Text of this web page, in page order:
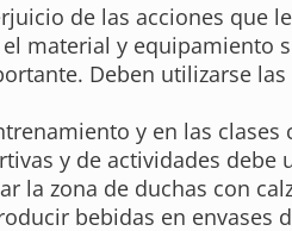
de las acciones que
material y equipamiento
Deben utilizarse
y en las
y de actividades
la zona de duchas con
bebidas en envases